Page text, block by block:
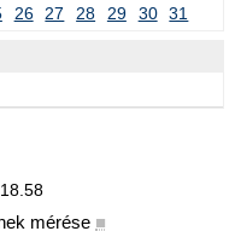
26 27 28 29 30 31
mérése ■